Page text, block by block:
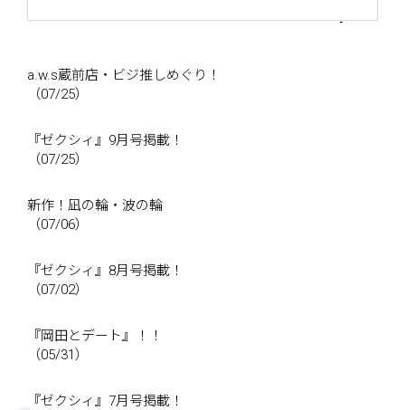
a.w.s蔵前店・ビジ推しめぐり！
（07/25）
『ゼクシィ』9月号掲載！
（07/25）
新作！凪の輪・波の輪
（07/06）
『ゼクシィ』8月号掲載！
（07/02）
『岡田とデート』！！
（05/31）
『ゼクシィ』7月号掲載！